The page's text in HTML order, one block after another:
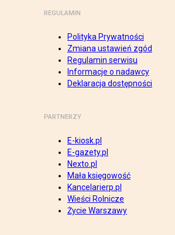
REGULAMIN
Polityka Prywatności
Zmiana ustawień zgód
Regulamin serwisu
Informacje o nadawcy
Deklaracja dostępności
PARTNERZY
E-kiosk.pl
E-gazety.pl
Nexto.pl
Mała księgowość
Kancelarierp.pl
Wieści Rolnicze
Życie Warszawy